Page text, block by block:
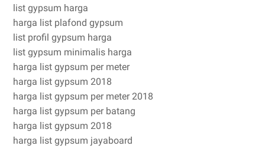
list gypsum harga
harga list plafond gypsum
list profil gypsum harga
list gypsum minimalis harga
harga list gypsum per meter
harga list gypsum 2018
harga list gypsum per meter 2018
harga list gypsum per batang
harga list gypsum 2018
harga list gypsum jayaboard